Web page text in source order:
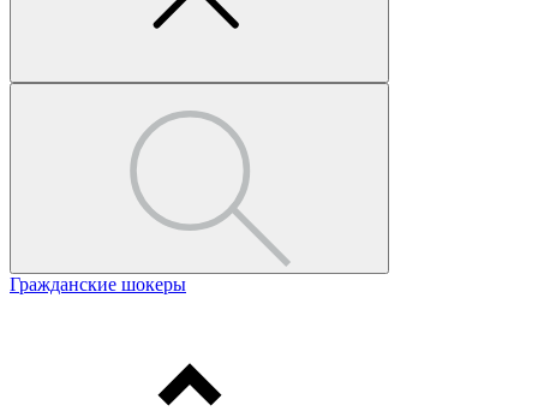
Гражданские шокеры